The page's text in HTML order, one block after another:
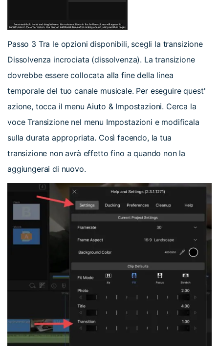
Passo 3 Tra le opzioni disponibili, scegli la transizione
Dissolvenza incrociata (dissolvenza). La transizione
dovrebbe essere collocata alla fine della linea
temporale del tuo canale musicale. Per eseguire quest'
azione, tocca il menu Aiuto & Impostazioni. Cerca la
voce Transizione nel menu Impostazioni e modificala
sulla durata appropriata. Così facendo, la tua
transizione non avrà effetto fino a quando non la
aggiungerai di nuovo.